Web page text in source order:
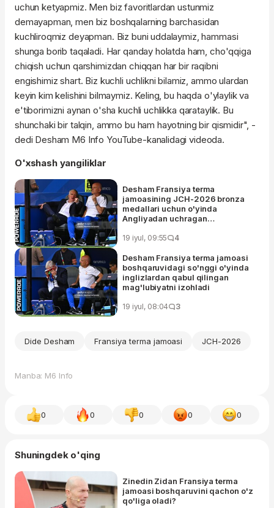
uchun ketyapmiz. Men biz favoritlardan ustunmiz
demayapman, men biz boshqalarning barchasidan
kuchliroqmiz deyapman. Biz buni uddalaymiz, hammasi
shunga borib taqaladi. Har qanday holatda ham, cho'qqiga
chiqish uchun qarshimizdan chiqqan har bir raqibni
engishimiz shart. Biz kuchli uchlikni bilamiz, ammo ulardan
keyin kim kelishini bilmaymiz. Keling, bu haqda o'ylaylik va
e'tiborimizni aynan o'sha kuchli uchlikka qarataylik. Bu
shunchaki bir talqin, ammo bu ham hayotning bir qismidir", -
dedi Desham M6 Info YouTube-kanalidagi videoda.
O'xshash yangiliklar
Desham Fransiya terma
jamoasining JCH-2026 bronza
medallari uchun o'yinda
Angliyadan uchragan
ekanligini aytdi
19 iyul, 09:55 4
Desham Fransiya terma jamoasi
boshqaruvidagi so'nggi o'yinda
inglizlardan qabul qilingan
mag'lubiyatni izohladi
19 iyul, 08:04 3
Dide Desham Fransiya terma jamoasi JCH-2026
Manba: M6 Info
0 0 0 0 0
Shuningdek o'qing
Zinedin Zidan Fransiya terma
jamoasi boshqaruvini qachon o'z
qo'liga oladi?